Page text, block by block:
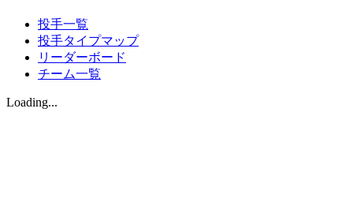
投手一覧
投手タイプマップ
リーダーボード
チーム一覧
Loading...